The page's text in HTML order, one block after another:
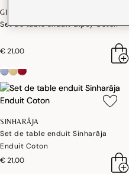
GIPSY
Set de table enduit Gipsy Coton
€ 21,00
SINHARÂJA
Set de table enduit Sinharâja
Enduit Coton
€ 21,00